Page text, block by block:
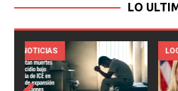
LO
LOCAL